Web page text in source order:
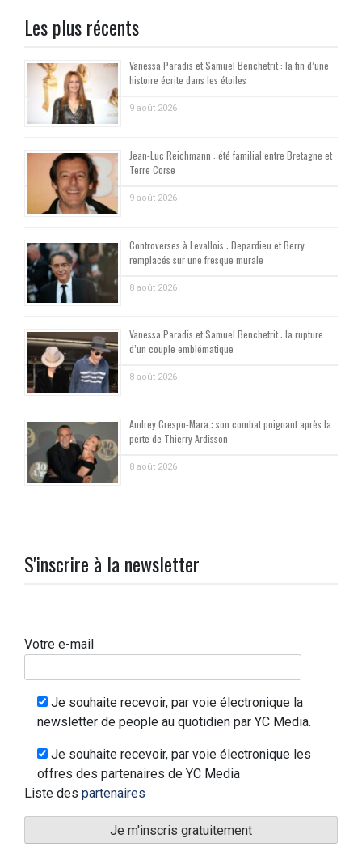
Les plus récents
Vanessa Paradis et Samuel Benchetrit : la fin d’une
histoire écrite dans les étoiles
9 août 2026
Jean-Luc Reichmann : été familial entre Bretagne et
Terre Corse
9 août 2026
Controverses à Levallois : Depardieu et Berry
remplacés sur une fresque murale
8 août 2026
Vanessa Paradis et Samuel Benchetrit : la rupture
d’un couple emblématique
8 août 2026
Audrey Crespo-Mara : son combat poignant après la
perte de Thierry Ardisson
8 août 2026
S'inscrire à la newsletter
Votre e-mail
Je souhaite recevoir, par voie électronique la
newsletter de people au quotidien par YC Media.
Je souhaite recevoir, par voie électronique les
offres des partenaires de YC Media
Liste des partenaires